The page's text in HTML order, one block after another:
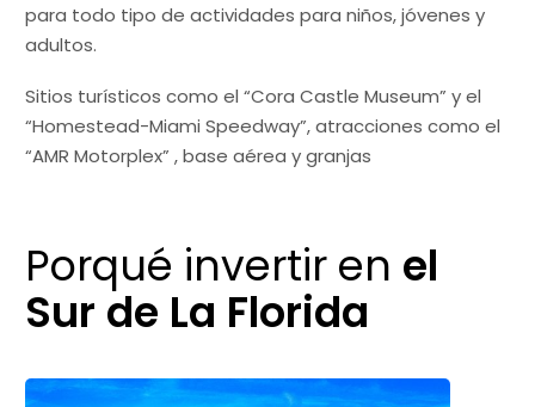
para todo tipo de actividades para niños, jóvenes y
adultos.
Sitios turísticos como el “Cora Castle Museum” y el
“Homestead-Miami Speedway”, atracciones como el
“AMR Motorplex” , base aérea y granjas
Porqué invertir en el
Sur de La Florida